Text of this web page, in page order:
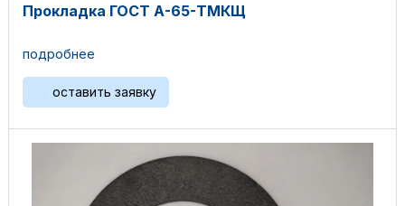
Прокладка ГОСТ А-65-ТМКЩ
подробнее
оставить заявку